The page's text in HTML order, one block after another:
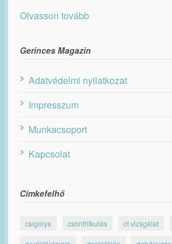
Olvasson tovább
Gerinces Magazin
Adatvédelmi nyilatkozat
Impresszum
Munkacsoport
Kapcsolat
Címkefelhő
csigolya csontritkulás ct vizsgálat